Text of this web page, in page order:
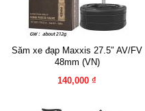
Săm xe đạp Maxxis 27.5″ AV/FV
48mm (VN)
140,000 ₫